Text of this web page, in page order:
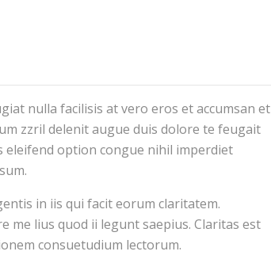
nulla facilisis at vero eros et accumsan et
zzril delenit augue duis dolore te feugait
eleifend option congue nihil imperdiet
in iis qui facit eorum claritatem.
me lius quod ii legunt saepius. Claritas est
consuetudium lectorum.